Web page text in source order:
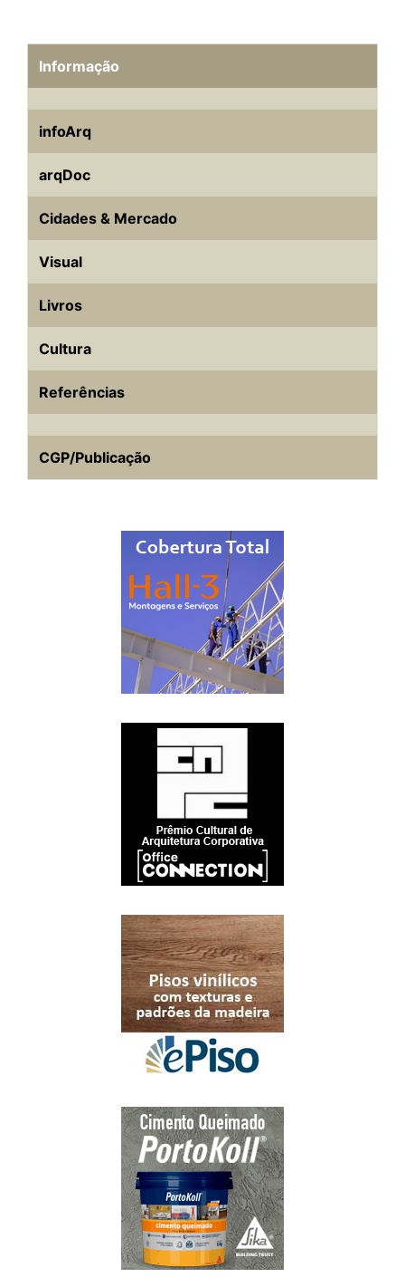
Informação
infoArq
arqDoc
Cidades & Mercado
Visual
Livros
Cultura
Referências
CGP/Publicação